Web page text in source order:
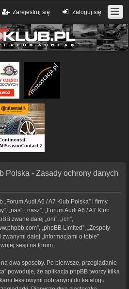
Zaloguj się
Zarejestruj się
Polska - Zasady ochrony danych
Audi A6 / A7 Klub Polska” i firmy
„nas”, „nasz”, „Forum Audi A6 / A7 Klub
zwane dalej „oni”, „ich”,
„phpBB Limited”, „Zespoły
dalej „informacjami o tobie”
sesji na forum.
dwa sposoby. Po pierwsze, przeglądanie
powoduje, że aplikacja phpBB tworzy kilka
tekstowymi pobranymi do katalogu